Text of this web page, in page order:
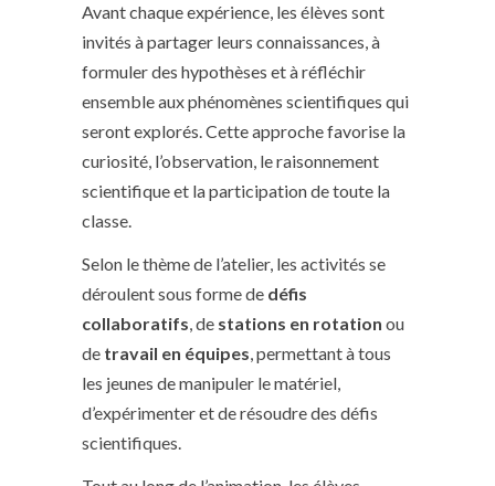
Avant chaque expérience, les élèves sont
invités à partager leurs connaissances, à
formuler des hypothèses et à réfléchir
ensemble aux phénomènes scientifiques qui
seront explorés. Cette approche favorise la
curiosité, l’observation, le raisonnement
scientifique et la participation de toute la
classe.
Selon le thème de l’atelier, les activités se
déroulent sous forme de défis
collaboratifs, de stations en rotation ou
de travail en équipes, permettant à tous
les jeunes de manipuler le matériel,
d’expérimenter et de résoudre des défis
scientifiques.